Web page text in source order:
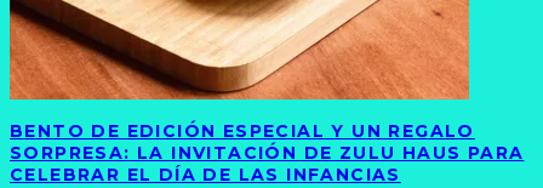
BENTO DE EDICIÓN ESPECIAL Y UN REGALO
SORPRESA: LA INVITACIÓN DE ZULU HAUS PARA
CELEBRAR EL DÍA DE LAS INFANCIAS